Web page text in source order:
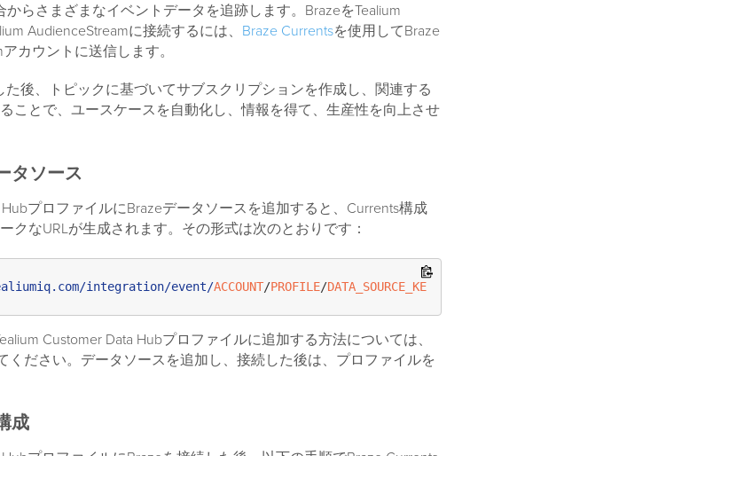
からさまざまなイベントデータを追跡します。BrazeをTealium
AudienceStreamに接続するには、 Braze Currentsを使用してBraze
カウントに送信します。
た後、トピックに基づいてサブスクリプションを作成し、関連する
ことで、ユースケースを自動化し、情報を得て、生産性を向上させ
タソース
HubプロファイルにBrazeデータソースを追加すると、Currents構成
クなURLが生成されます。その形式は次のとおりです：
integration/event/ACCOUNT/PROFILE/DATA_SOURCE_KEY
Customer Data Hubプロファイルに追加する方法については、
ください。データソースを追加し、接続した後は、プロファイルを
成
HubプロファイルにBrazeを接続した後、以下の手順でBraze Currents